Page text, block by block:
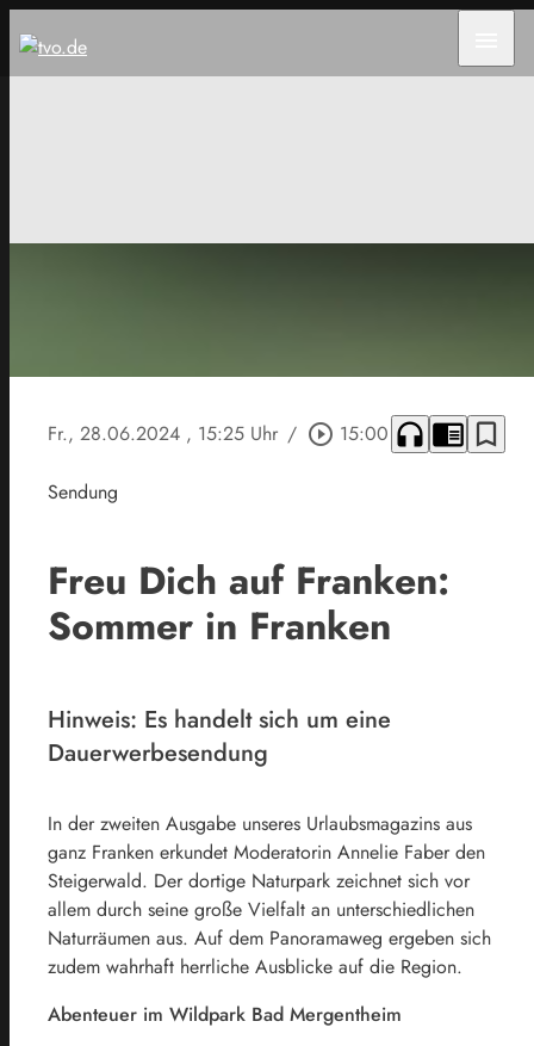
Fr., 28.06.2024 , 15:25 Uhr / play_circle_outline 15:00 headphones chrome_reader_mode bookmark_border
Sendung
Freu Dich auf Franken:
Sommer in Franken
Hinweis: Es handelt sich um eine
Dauerwerbesendung
In der zweiten Ausgabe unseres Urlaubsmagazins aus
ganz Franken erkundet Moderatorin Annelie Faber den
Steigerwald. Der dortige Naturpark zeichnet sich vor
allem durch seine große Vielfalt an unterschiedlichen
Naturräumen aus. Auf dem Panoramaweg ergeben sich
zudem wahrhaft herrliche Ausblicke auf die Region.
Abenteuer im Wildpark Bad Mergentheim